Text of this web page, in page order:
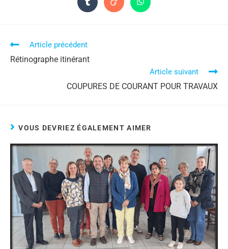
Article précédent
Rétinographe itinérant
Article suivant
COUPURES DE COURANT POUR TRAVAUX
VOUS DEVRIEZ ÉGALEMENT AIMER